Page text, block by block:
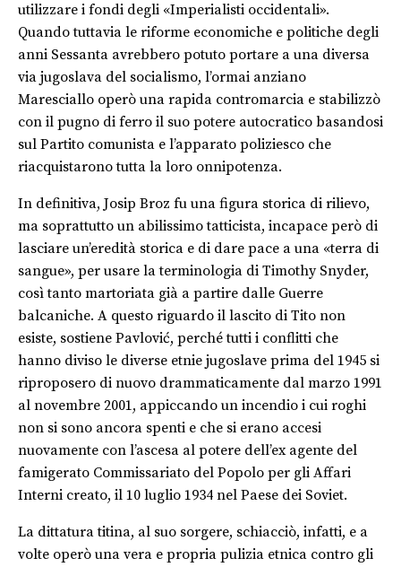
utilizzare i fondi degli «Imperialisti occidentali».
Quando tuttavia le riforme economiche e politiche degli
anni Sessanta avrebbero potuto portare a una diversa
via jugoslava del socialismo, l’ormai anziano
Maresciallo operò una rapida contromarcia e stabilizzò
con il pugno di ferro il suo potere autocratico basandosi
sul Partito comunista e l’apparato poliziesco che
riacquistarono tutta la loro onnipotenza.
In definitiva, Josip Broz fu una figura storica di rilievo,
ma soprattutto un abilissimo tatticista, incapace però di
lasciare un’eredità storica e di dare pace a una «terra di
sangue», per usare la terminologia di Timothy Snyder,
così tanto martoriata già a partire dalle Guerre
balcaniche. A questo riguardo il lascito di Tito non
esiste, sostiene Pavlović, perché tutti i conflitti che
hanno diviso le diverse etnie jugoslave prima del 1945 si
riproposero di nuovo drammaticamente dal marzo 1991
al novembre 2001, appiccando un incendio i cui roghi
non si sono ancora spenti e che si erano accesi
nuovamente con l’ascesa al potere dell’ex agente del
famigerato Commissariato del Popolo per gli Affari
Interni creato, il 10 luglio 1934 nel Paese dei Soviet.
La dittatura titina, al suo sorgere, schiacciò, infatti, e a
volte operò una vera e propria pulizia etnica contro gli